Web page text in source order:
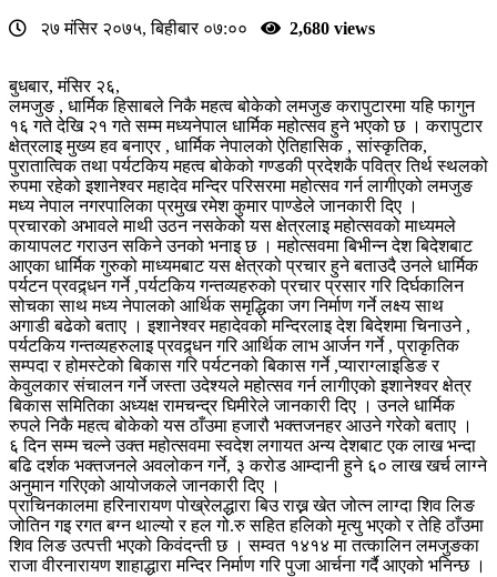
२७ मंसिर २०७५, बिहीबार ०७:०० 2,680 views
बुधबार, मंसिर २६,
लमजुङ , धार्मिक हिसाबले निकै महत्व बोकेको लमजुङ करापुटारमा यहि फागुन
१६ गते देखि २१ गते सम्म मध्यनेपाल धार्मिक महोत्सव हुने भएको छ । करापुटार
क्षेत्रलाइ मुख्य हव बनाएर , धार्मिक नेपालको ऐतिहासिक , सांस्कृतिक,
पुरातात्विक तथा पर्यटकिय महत्व बोकेको गण्डकी प्रदेशकै पवित्र तिर्थ स्थलको
रुपमा रहेको इशानेश्वर महादेव मन्दिर परिसरमा महोत्सव गर्न लागीएको लमजुङ
मध्य नेपाल नगरपालिका प्रमुख रमेश कुमार पाण्डेले जानकारी दिए ।
प्रचारको अभावले माथी उठन नसकेको यस क्षेत्रलाइ महोत्सवको माध्यमले
कायापलट गराउन सकिने उनको भनाइ छ । महोत्सवमा बिभीन्न देश बिदेशबाट
आएका धार्मिक गुरुको माध्यमबाट यस क्षेत्रको प्रचार हुने बताउदै उनले धार्मिक
पर्यटन प्रवद्र्धन गर्ने ,पर्यटकिय गन्तव्यहरुको प्रचार प्रसार गरि दिर्घकालिन
सोचका साथ मध्य नेपालको आर्थिक समृद्धिका जग निर्माण गर्ने लक्ष्य साथ
अगाडी बढेको बताए । इशानेश्वर महादेवको मन्दिरलाइ देश बिदेशमा चिनाउने ,
पर्यटकिय गन्तव्यहरुलाइ प्रवद्र्धन गरि आर्थिक लाभ आर्जन गर्ने , प्राकृतिक
सम्पदा र होमस्टेको बिकास गरि पर्यटनको बिकास गर्ने ,प्याराग्लाइडिङ र
केवुलकार संचालन गर्ने जस्ता उदेश्यले महोत्सव गर्न लागीएको इशानेश्वर क्षेत्र
बिकास समितिका अध्यक्ष रामचन्द्र घिमीरेले जानकारी दिए । उनले धार्मिक
रुपले निकै महत्व बोकेको यस ठाँउमा हजारौ भक्तजनहर आउने गरेको बताए ।
६ दिन सम्म चल्ने उक्त महोत्सवमा स्वदेश लगायत अन्य देशबाट एक लाख भन्दा
बढि दर्शक भक्तजनले अवलोकन गर्ने, ३ करोड आम्दानी हुने ६० लाख खर्च लाग्ने
अनुमान गरिएको आयोजकले जानकारी दिए ।
प्राचिनकालमा हरिनारायण पोख्रेलद्धारा बिउ राख्न खेत जोत्न लाग्दा शिव लिङ
जोतिन गइ रगत बग्न थाल्यो र हल गो.रु सहित हलिको मृत्यु भएको र तेहि ठाँउमा
शिव लिङ उत्पत्ती भएको किवंदन्ती छ । सम्वत १४१४ मा तत्कालिन लमजुङका
राजा वीरनारायण शाहाद्धारा मन्दिर निर्माण गरि पुजा आर्चना गर्दै आएको भनिन्छ ।